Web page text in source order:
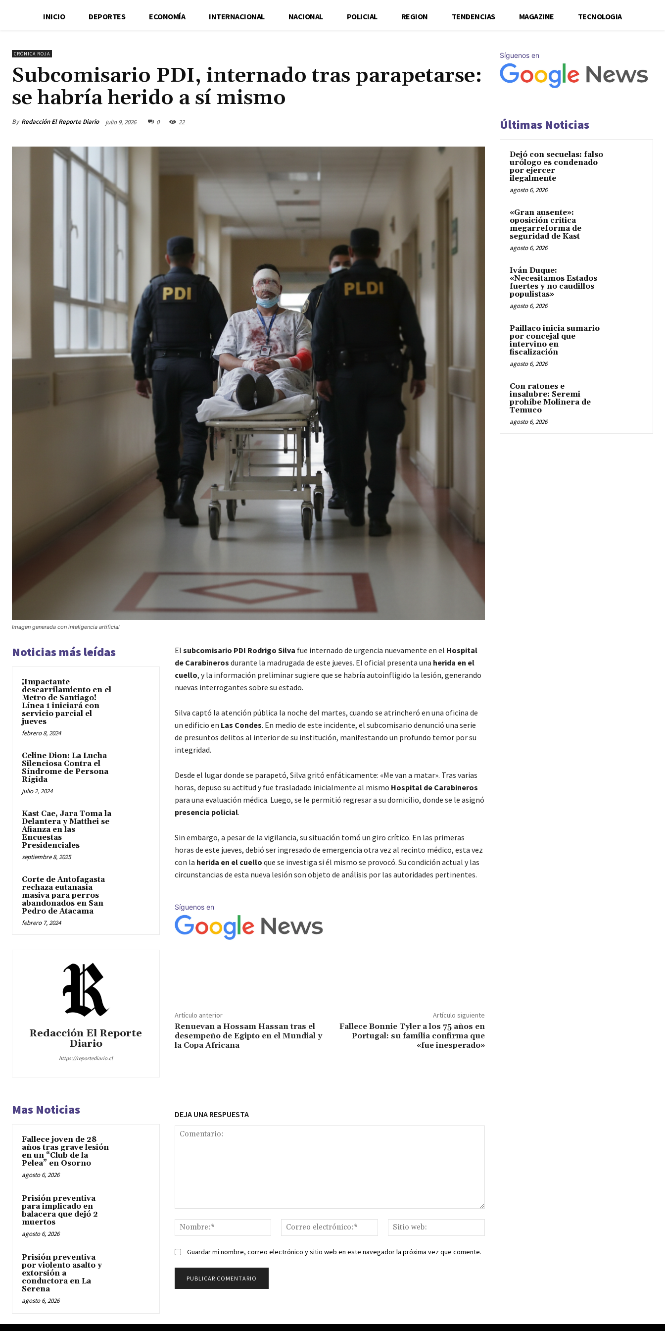
INICIO DEPORTES ECONOMÍA INTERNACIONAL NACIONAL POLICIAL REGION TENDENCIAS MAGAZINE TECNOLOGIA
CRÓNICA ROJA
Subcomisario PDI, internado tras parapetarse:
se habría herido a sí mismo
By Redacción El Reporte Diario julio 9, 2026 0 22
Imagen generada con inteligencia artificial
Noticias más leídas
¡Impactante
descarrilamiento en el
Metro de Santiago!
Línea 1 iniciará con
servicio parcial el
jueves
febrero 8, 2024
Celine Dion: La Lucha
Silenciosa Contra el
Síndrome de Persona
Rígida
julio 2, 2024
Kast Cae, Jara Toma la
Delantera y Matthei se
Afianza en las
Encuestas
Presidenciales
septiembre 8, 2025
Corte de Antofagasta
rechaza eutanasia
masiva para perros
abandonados en San
Pedro de Atacama
febrero 7, 2024
Redacción El Reporte
Diario
https://reportediario.cl
El subcomisario PDI Rodrigo Silva fue internado de urgencia nuevamente en el Hospital
de Carabineros durante la madrugada de este jueves. El oficial presenta una herida en el
cuello, y la información preliminar sugiere que se habría autoinfligido la lesión, generando
nuevas interrogantes sobre su estado.
Silva captó la atención pública la noche del martes, cuando se atrincheró en una oficina de
un edificio en Las Condes. En medio de este incidente, el subcomisario denunció una serie
de presuntos delitos al interior de su institución, manifestando un profundo temor por su
integridad.
Desde el lugar donde se parapetó, Silva gritó enfáticamente: «Me van a matar». Tras varias
horas, depuso su actitud y fue trasladado inicialmente al mismo Hospital de Carabineros
para una evaluación médica. Luego, se le permitió regresar a su domicilio, donde se le asignó
presencia policial.
Sin embargo, a pesar de la vigilancia, su situación tomó un giro crítico. En las primeras
horas de este jueves, debió ser ingresado de emergencia otra vez al recinto médico, esta vez
con la herida en el cuello que se investiga si él mismo se provocó. Su condición actual y las
circunstancias de esta nueva lesión son objeto de análisis por las autoridades pertinentes.
Síguenos en
Artículo anterior
Renuevan a Hossam Hassan tras el
desempeño de Egipto en el Mundial y
la Copa Africana
Artículo siguiente
Fallece Bonnie Tyler a los 75 años en
Portugal: su familia confirma que
«fue inesperado»
Mas Noticias
Fallece joven de 28
años tras grave lesión
en un “Club de la
Pelea” en Osorno
agosto 6, 2026
Prisión preventiva
para implicado en
balacera que dejó 2
muertos
agosto 6, 2026
Prisión preventiva
por violento asalto y
extorsión a
conductora en La
Serena
agosto 6, 2026
DEJA UNA RESPUESTA
Nombre:*
Correo
electrónico:*
web:
Guardar mi nombre, correo electrónico y sitio web en este navegador la próxima vez que comente.
Síguenos en
Últimas Noticias
Dejó con secuelas: falso
urólogo es condenado
por ejercer
ilegalmente
agosto 6, 2026
«Gran ausente»:
oposición critica
megarreforma de
seguridad de Kast
agosto 6, 2026
Iván Duque:
«Necesitamos Estados
fuertes y no caudillos
populistas»
agosto 6, 2026
Paillaco inicia sumario
por concejal que
intervino en
fiscalización
agosto 6, 2026
Con ratones e
insalubre: Seremi
prohíbe Molinera de
Temuco
agosto 6, 2026